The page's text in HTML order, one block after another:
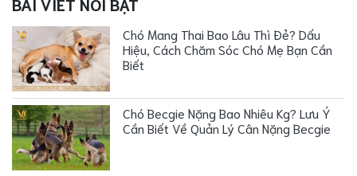
Chó Mang Thai Bao Lâu Thì Đẻ? Dấu
Hiệu, Cách Chăm Sóc Chó Mẹ Bạn Cần
Biết
Chó Becgie Nặng Bao Nhiêu Kg? Lưu Ý
Cần Biết Về Quản Lý Cân Nặng Becgie